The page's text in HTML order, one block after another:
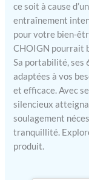
ce soit à cause
entraînement
pour votre bien-
CHOIGN pourrait
Sa portabilité, ses
adaptées à vos
et efficace. Avec
silencieux
soulagement
tranquillité.
produit.